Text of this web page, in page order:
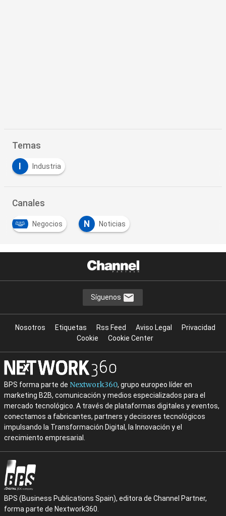
Temas
I Industria
Canales
Negocios N Noticias
Síguenos
Nosotros Etiquetas Rss Feed Aviso Legal
Privacidad
Cookie
Cookie Center
BPS forma parte de Nextwork360, grupo europeo líder en
marketing B2B, comunicación y medios especializados para el
mercado tecnológico. A través de plataformas digitales y eventos,
conectamos a fabricantes, partners y decisores tecnológicos
impulsando la Transformación Digital, la Innovación y el
crecimiento empresarial.
BPS (Business Publications Spain), editora de Channel Partner,
forma parte de Nextwork360.